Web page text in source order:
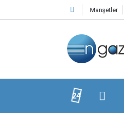
Manşetler
24
Dev Banka Rakam Verdi